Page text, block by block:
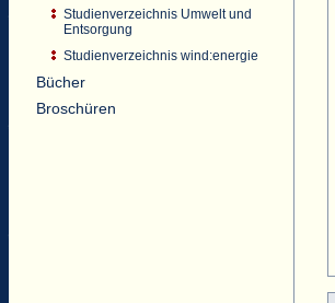
Studienverzeichnis Umwelt und
Entsorgung
Studienverzeichnis wind:energie
Bücher
Broschüren